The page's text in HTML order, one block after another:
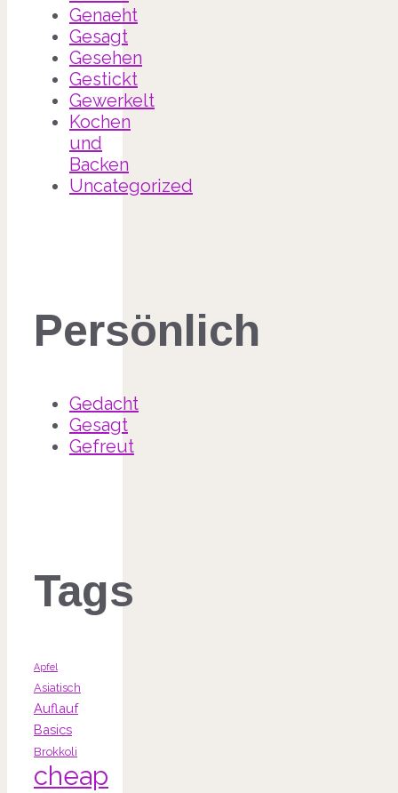
Genaeht
Gesagt
Gesehen
Gestickt
Gewerkelt
Kochen
und
Backen
Uncategorized
Persönlich
Gedacht
Gesagt
Gefreut
Tags
Apfel
Asiatisch
Auflauf
Basics
Brokkoli
cheap